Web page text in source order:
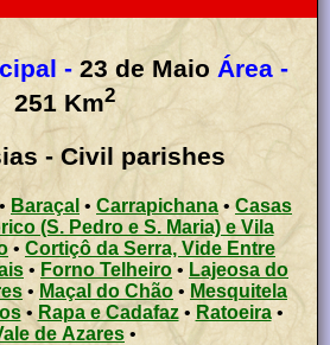
- 23 de Maio Área -
251 Km2
- Civil parishes
• Baraçal • Carrapichana •Casas
(S. Pedro e S. Maria) e Vila
• Cortiçô da Serra, Vide Entre
• Forno Telheiro • Lajeosa do
• Maçal do Chão • Mesquitela
• Rapa e Cadafaz •Ratoeira•
de Azares •